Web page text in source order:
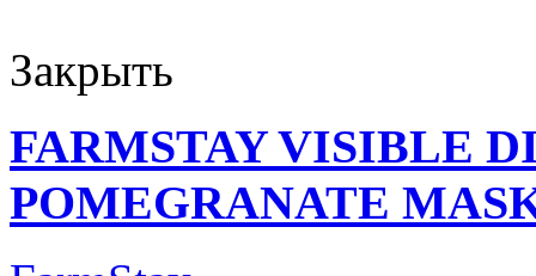
Закрыть
FARMSTAY VISIBLE
POMEGRANATE